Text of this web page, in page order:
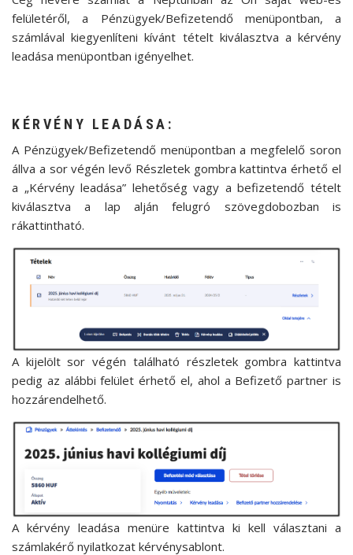
felületéről, a Pénzügyek/Befizetendő menüpontban, a
számlával kiegyenlíteni kívánt tételt kiválasztva a kérvény
leadása menüpontban igényelhet.
KÉRVÉNY LEADÁSA:
A Pénzügyek/Befizetendő menüpontban a megfelelő soron
állva a sor végén levő Részletek gombra kattintva érhető el
a „Kérvény leadása” lehetőség vagy a befizetendő tételt
kiválasztva a lap alján felugró szövegdobozban is
rákattintható.
A kijelölt sor végén található részletek gombra kattintva
pedig az alábbi felület érhető el, ahol a Befizető partner is
hozzárendelhető.
A kérvény leadása menüre kattintva ki kell választani a
számlakérő nyilatkozat kérvénysablont.